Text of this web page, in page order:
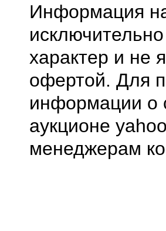
Информация
характер и не
офертой. Для
информации о
аукционе
менеджерам